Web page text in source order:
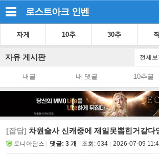
로스트아크 인벤
자게 10추 30추
자유 게시판 전체보
내글 내 댓글 10추글
[잡담] 차원술사 신캐중에 제일못뽑힌거같다
토니아담스 댓글: 3 개 조회: 634 2026-07-09